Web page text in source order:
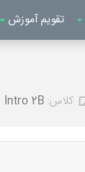
تقویم آموزش
کلاس: Intro 2B